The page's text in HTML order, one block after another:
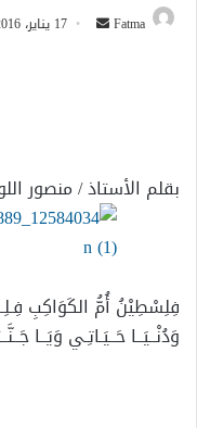
Fatma
أرسل 17 يناير، 2016
بقلم الأستاذ / منصور
فِلِسْطِيْنُ أُمُّ الكَوَاكِبِ
وَدُنْــيَــا حَــيَـاتِـي وَيَــا